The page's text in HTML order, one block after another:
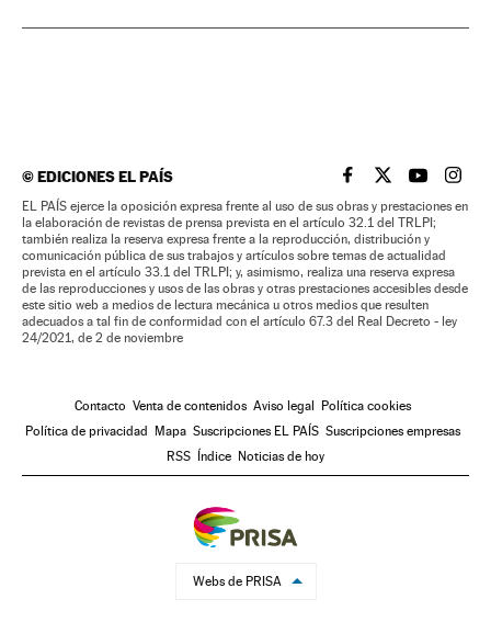
©EDICIONES EL PAÍS EL PAÍS BRASIL EN
EL PAÍSEL PAÍS
EL
EL PAÍS ejerce la oposición expresa frente al uso de sus obras y prestaciones en
la elaboración de revistas de prensa prevista en el artículo 32.1 del TRLPI;
también realiza la reserva expresa frente a la reproducción, distribución y
comunicación pública de sus trabajos y artículos sobre temas de actualidad
prevista en el artículo 33.1 del TRLPI; y, asimismo, realiza una reserva expresa
de las reproducciones y usos de las obras y otras prestaciones accesibles desde
este sitio web a medios de lectura mecánica u otros medios que resulten
adecuados a tal fin de conformidad con el artículo 67.3 del Real Decreto - ley
24/2021, de 2 de noviembre
Contacto Venta de contenidos Aviso legal Política cookies
Política de privacidad Mapa Suscripciones EL PAÍS Suscripciones empresas
RSS Índice Noticias de hoy
Webs de PRISA